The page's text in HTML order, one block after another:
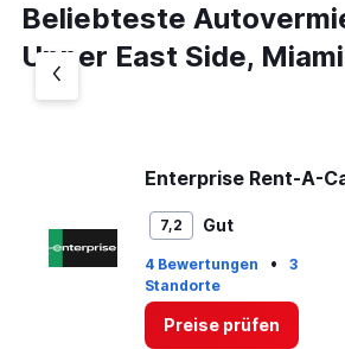
Beliebteste
Upper East Side, Miami
Enterprise Rent-A-
7,2 Gut
4 Bewertungen •
3
Standorte
Preise prüfen